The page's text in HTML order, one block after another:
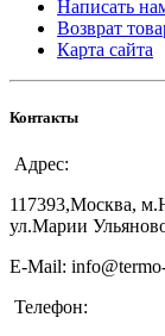
Написать
Возврат
Карта сайта
Контакты
Адрес:
117393,Москва,
ул.Марии
E-Mail:
Телефон: